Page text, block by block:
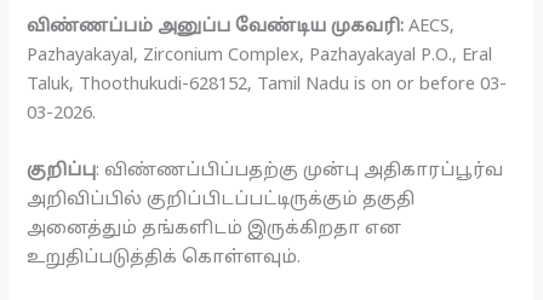
விண்ணப்பம் அனுப்ப வேண்டிய முகவரி: AECS,
Pazhayakayal, Zirconium Complex, Pazhayakayal P.O., Eral
Taluk, Thoothukudi-628152, Tamil Nadu is on or before 03-
03-2026.
குறிப்பு: விண்ணப்பிப்பதற்கு முன்பு அதிகாரப்பூர்வ
அறிவிப்பில் குறிப்பிடப்பட்டிருக்கும் தகுதி
அனைத்தும் தங்களிடம் இருக்கிறதா என
உறுதிப்படுத்திக் கொள்ளவும்.